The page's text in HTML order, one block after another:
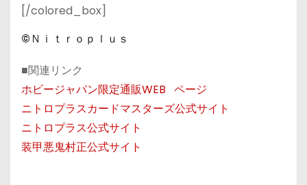
[/colored_box]
©Ｎｉｔｒｏｐｌｕｓ
■関連リンク
ホビージャパン限定通販WEB ページ
ニトロプラスカードマスターズ公式サイト
ニトロプラス公式サイト
装甲悪鬼村正公式サイト